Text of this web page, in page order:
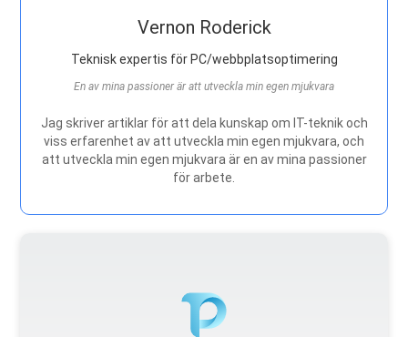
Vernon Roderick
Teknisk expertis för PC/webbplatsoptimering
En av mina passioner är att utveckla min egen mjukvara
Jag skriver artiklar för att dela kunskap om IT-teknik och
viss erfarenhet av att utveckla min egen mjukvara, och
att utveckla min egen mjukvara är en av mina passioner
för arbete.